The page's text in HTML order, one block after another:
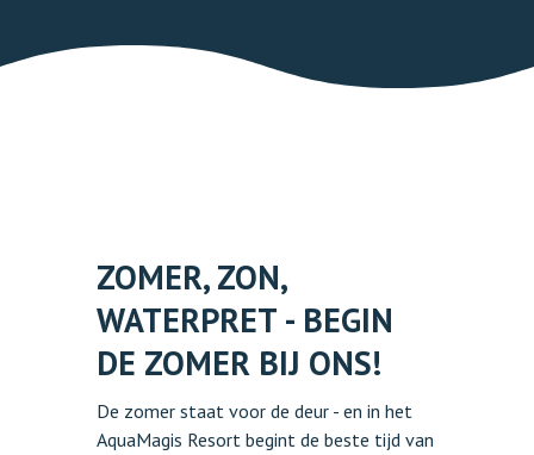
ZOMER, ZON,
WATERPRET - BEGIN
DE ZOMER BIJ ONS!
De zomer staat voor de deur - en in het
AquaMagis Resort begint de beste tijd van